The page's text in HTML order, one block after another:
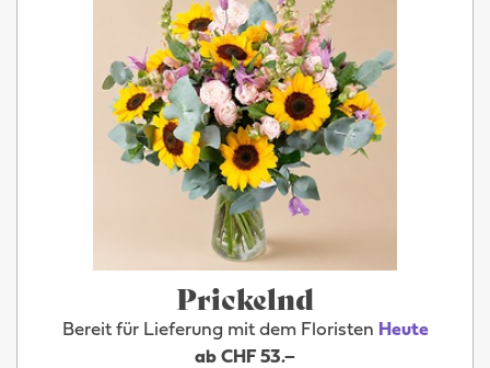
Prickelnd
Bereit für Lieferung mit dem Floristen Heute
ab CHF 53.–